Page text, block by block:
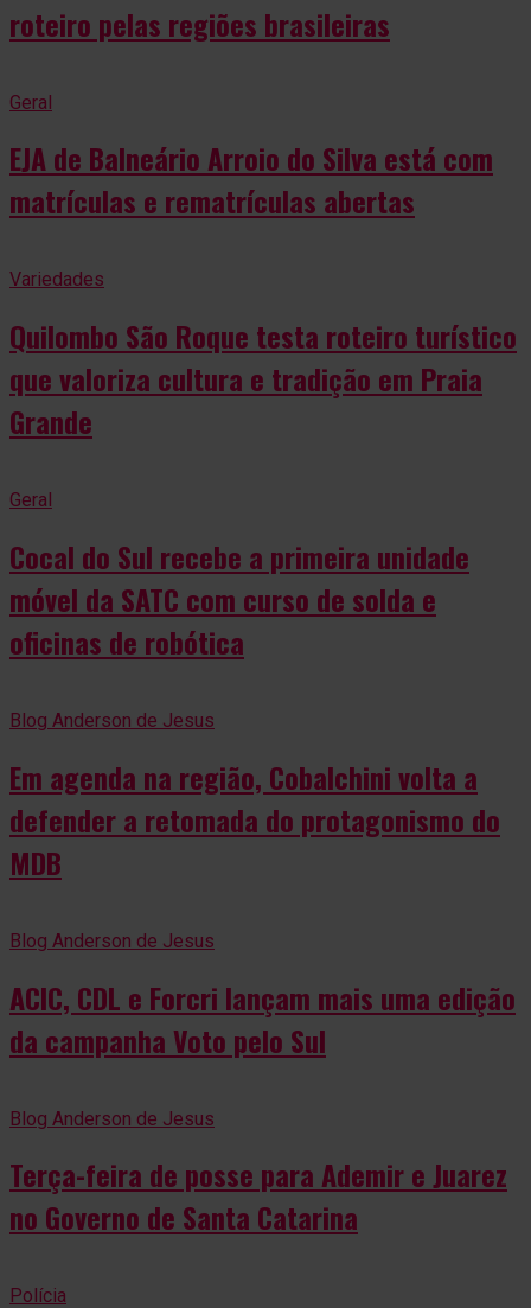
roteiro pelas regiões brasileiras
Geral
EJA de Balneário Arroio do Silva está com
matrículas e rematrículas abertas
Variedades
Quilombo São Roque testa roteiro turístico
que valoriza cultura e tradição em Praia
Grande
Geral
Cocal do Sul recebe a primeira unidade
móvel da SATC com curso de solda e
oficinas de robótica
Blog Anderson de Jesus
Em agenda na região, Cobalchini volta a
defender a retomada do protagonismo do
MDB
Blog Anderson de Jesus
ACIC, CDL e Forcri lançam mais uma edição
da campanha Voto pelo Sul
Blog Anderson de Jesus
Terça-feira de posse para Ademir e Juarez
no Governo de Santa Catarina
Polícia